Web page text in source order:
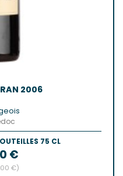
2006
75 CL
€
€)